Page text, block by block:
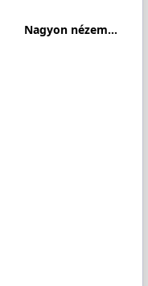
Nagyon nézem...